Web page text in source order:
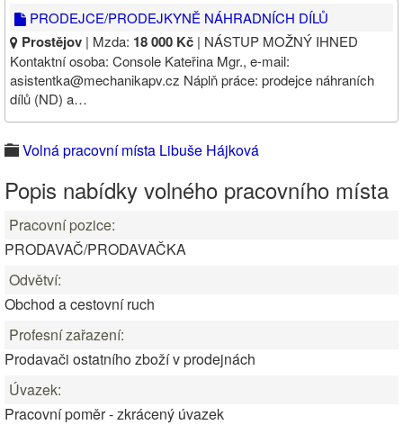
PRODEJCE/PRODEJKYNĚ NÁHRADNÍCH DÍLŮ
Prostějov | Mzda: 18 000 Kč | NÁSTUP MOŽNÝ IHNED
Kontaktní osoba: Console Kateřina Mgr., e-mail:
asistentka@mechanikapv.cz Náplň práce: prodejce náhraních
dílů (ND) a…
Volná pracovní místa Libuše Hájková
Popis nabídky volného pracovního místa
Pracovní pozice:
PRODAVAČ/PRODAVAČKA
Odvětví:
Obchod a cestovní ruch
Profesní zařazení:
Prodavači ostatního zboží v prodejnách
Úvazek:
Pracovní poměr - zkrácený úvazek